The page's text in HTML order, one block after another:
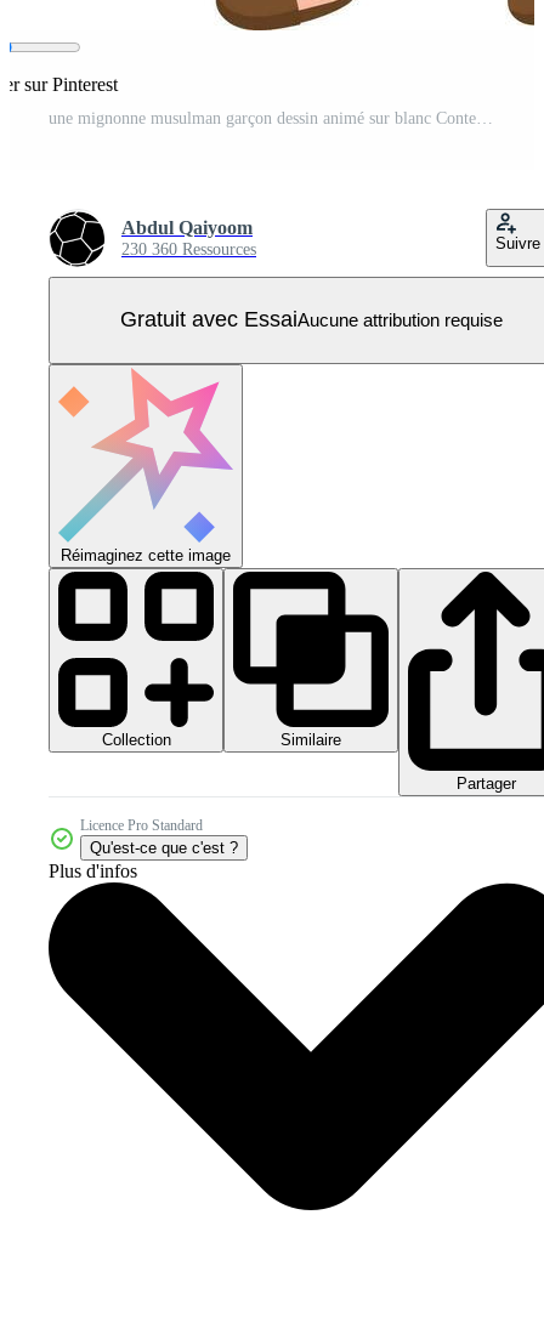
sur Pinterest
Abdul Qaiyoom
230 360 Ressources Suivre
Gratuit avec EssaiAucune attribution requise
Réimaginez cette image
Collection Similaire
Partager
Licence Pro Standard
Qu'est-ce que c'est ?
Plus d'infos